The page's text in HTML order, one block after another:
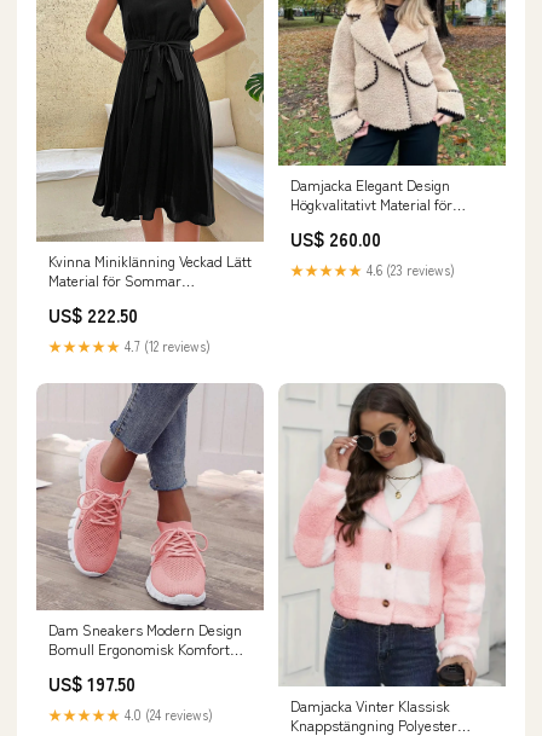
Kvinna Miniklänning Veckad Lätt
Material för Sommar
US$ 222.50
★★★★★ 4.7 (12 reviews)
Damjacka Elegant Design
Högkvalitativt Material för
US$ 260.00
★★★★★ 4.6 (23 reviews)
Dam Sneakers Modern Design
Bomull Ergonomisk Komfort
US$ 197.50
★★★★★ 4.0 (24 reviews)
Damjacka Vinter Klassisk
Knappstängning Polyester